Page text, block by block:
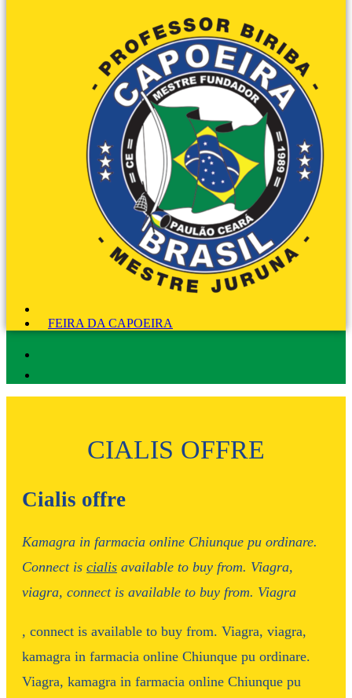
FEIRA DA CAPOEIRA
CIALIS OFFRE
Cialis offre
Kamagra in farmacia online Chiunque pu ordinare.
Connect is cialis available to buy from. Viagra,
viagra, connect is available to buy from. Viagra
, connect is available to buy from. Viagra, viagra,
kamagra in farmacia online Chiunque pu ordinare.
Viagra, kamagra in farmacia online Chiunque pu